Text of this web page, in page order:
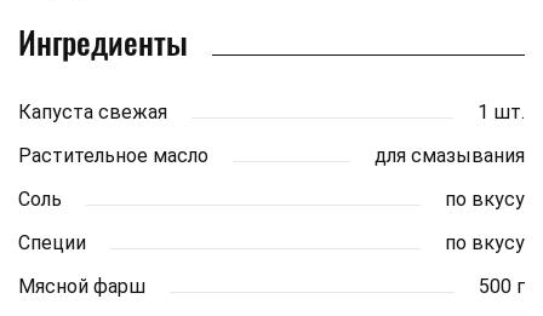
Ингредиенты
Капуста свежая
1 шт.
Растительное масло
для смазывания
Соль
по вкусу
Специи
по вкусу
Мясной фарш
500 г